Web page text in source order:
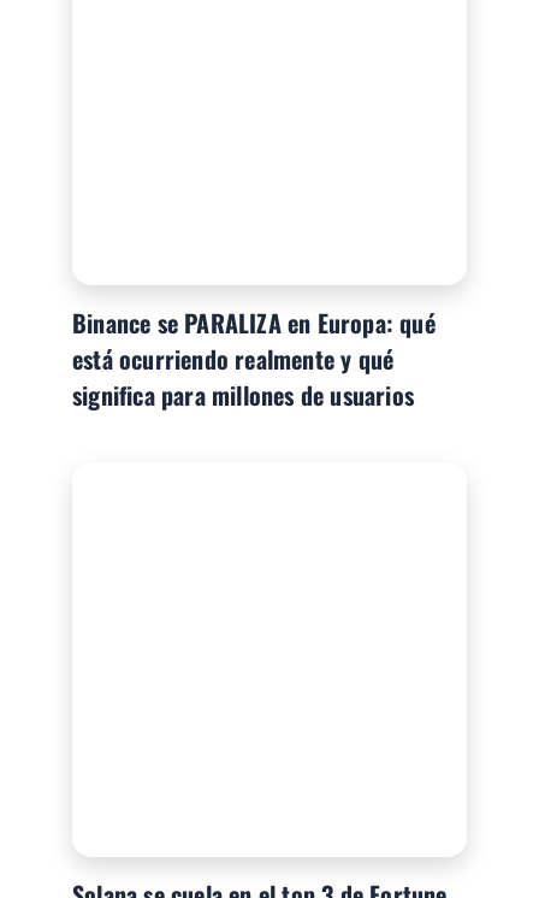
Binance se PARALIZA en Europa: qué
está ocurriendo realmente y qué
significa para millones de usuarios